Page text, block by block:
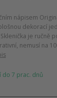
nápisem
dekorací
je ručně
nemusí na
do 7 prac. dnů